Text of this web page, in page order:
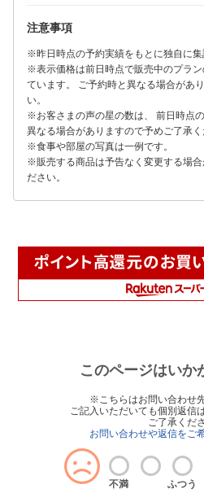
注意事項
※昨日時点の予約実績をもとに独自に集
※表示価格は前日時点で販売中のプラ
ています。 ご予約時と異なる場合があ
い。
※お客さまの声の星の数は、 前日時点
異なる場合がありますので予めご了承く
※食事や部屋の写真は一例です。
※販売する商品は予告なく変更する場合
ださい。
このページはいか
※こちらはお問い合わせ
ご記入いただいても個別返信
ご了承くだ
お問い合わせや返信をご
不満 ふつう